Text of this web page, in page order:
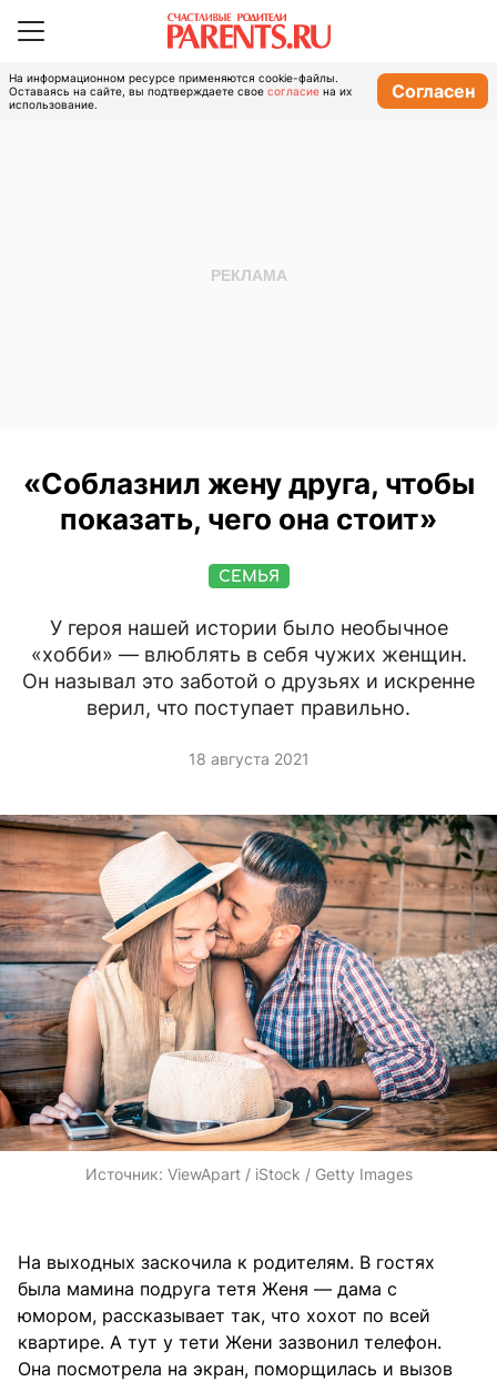
На информационном ресурсе применяются cookie-файлы.
Оставаясь на сайте, вы подтверждаете свое согласие на их
использование.
Согласен
«Соблазнил жену друга, чтобы
показать, чего она стоит»
СЕМЬЯ
У героя нашей истории было необычное
«хобби» — влюблять в себя чужих женщин.
Он называл это заботой о друзьях и искренне
верил, что поступает правильно.
18 августа 2021
Источник: ViewApart / iStock / Getty Images
На выходных заскочила к родителям. В гостях
была мамина подруга тетя Женя — дама с
юмором, рассказывает так, что хохот по всей
квартире. А тут у тети Жени зазвонил телефон.
Она посмотрела на экран, поморщилась и вызов